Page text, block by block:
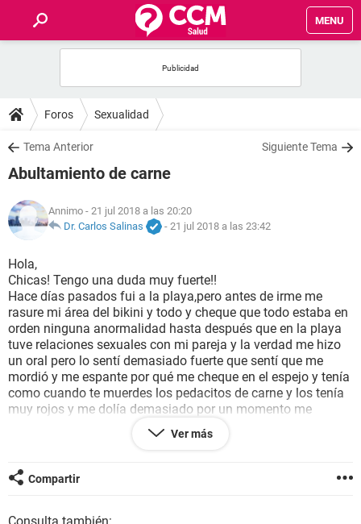
MENU
FOROS
SALUD
NUTRICIÓN
BIENESTAR
SEXUALIDAD
GLOSARIO
Foros Sexualidad
Tema Anterior Siguiente Tema
Abultamiento de carne
Annimo - 21 jul 2018 a las 20:20
Dr. Carlos Salinas
- 21 jul 2018 a las 23:42
Hola,
Chicas! Tengo una duda muy fuerte!!
Hace días pasados fui a la playa,pero antes de irme me
rasure mi área del bikini y todo y cheque que todo estaba en
orden ninguna anormalidad hasta después que en la playa
tuve relaciones sexuales con mi pareja y la verdad me hizo
un oral pero lo sentí demasiado fuerte que sentí que me
mordió y me espante por qué me cheque en el espejo y tenía
como cuando te muerdes los pedacitos de carne y los tenía
muy rojos y me dolía demasiado por un momento me
espante y pensé que era VPH pero no sé si sea la mordedura
o algo siempre que tenemos relaciones lo hacemos con
estando en la playa la arena me rozaba demasiado ayuda
por favor !!! Se los agradeceré mucho
Ver más
Compartir